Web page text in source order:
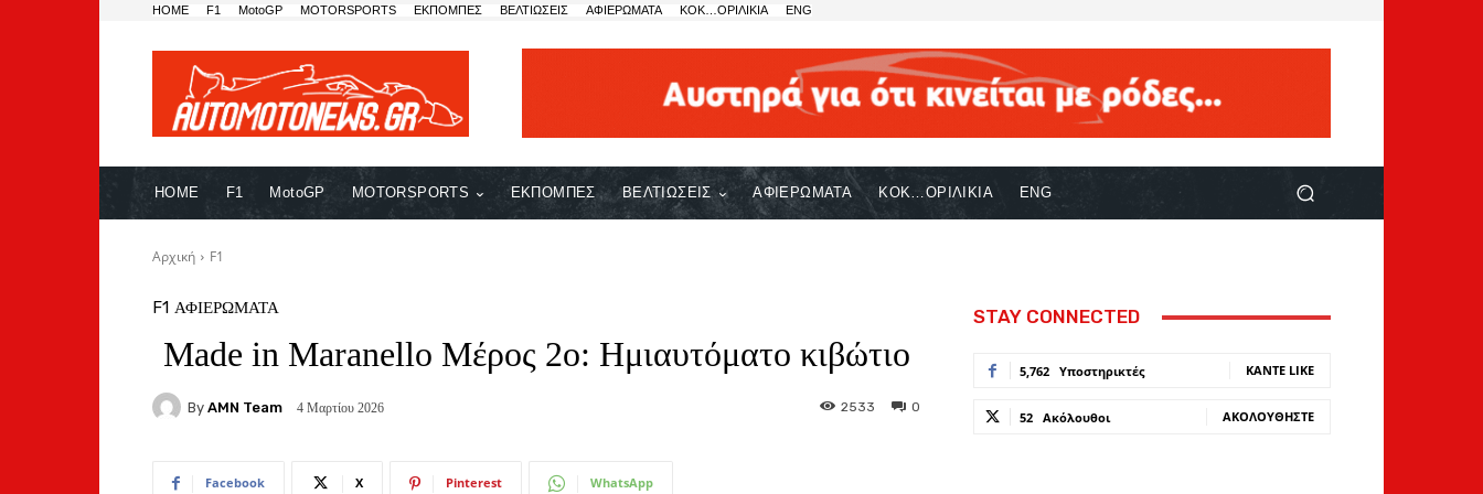
HOME F1 MotoGP MOTORSPORTS ΕΚΠΟΜΠΕΣ ΒΕΛΤΙΩΣΕΙΣ ΑΦΙΕΡΩΜΑΤΑ ΚΟΚ…ΟΡΙΛΙΚΙΑ ENG
HOME F1 MotoGP MOTORSPORTS ΕΚΠΟΜΠΕΣ ΒΕΛΤΙΩΣΕΙΣ ΑΦΙΕΡΩΜΑΤΑ ΚΟΚ…ΟΡΙΛΙΚΙΑ ENG
Αρχική F1
F1 ΑΦΙΕΡΩΜΑΤΑ
Made in Maranello Μέρος 2ο: Ημιαυτόματο κιβώτιο
By AMN Team 4 Μαρτίου 2026 0
2533
Facebook X Pinterest WhatsApp
STAY CONNECTED
5,762 Υποστηρικτές ΚΆΝΤΕ LIKE
52 Ακόλουθοι ΑΚΟΛΟΥΘΉΣΤΕ